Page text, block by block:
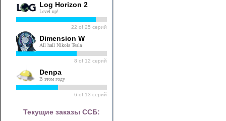
Log Horizon 2
Level up!
22 of 25 серий
Dimension W
All hail Nikola Tesla
8 of 12 серий
Denpa
В этом году
6 of 13 серий
Текущие заказы ССБ: